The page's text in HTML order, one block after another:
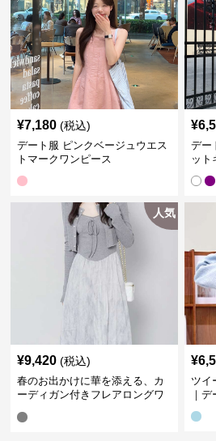
¥7,180 (税込)
デート服 ピンクベージュウエス
トマークワンピース
¥
デー
ット
人気
¥9,420 (税込)
春のお出かけに華を添える、カ
ーディガン付きフレアロングワ
¥
ツイ
｜